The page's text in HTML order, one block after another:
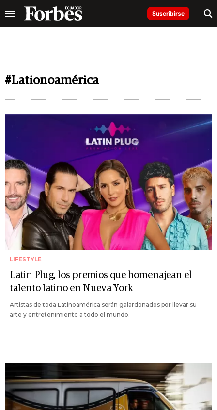
Suscribirse
#Lationoamérica
LIFESTYLE
Latin Plug, los premios que homenajean el
talento latino en Nueva York
Artistas de toda Latinoamérica serán galardonados por llevar su
arte y entretenimiento a todo el mundo.